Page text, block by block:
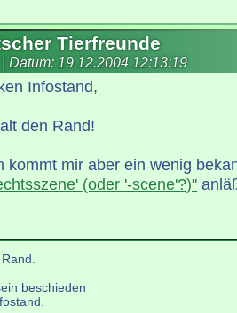
Tierfreunde
Datum: 19.12.2004 12:13:19
Infostand,
den Rand!
kommt mir aber ein wenig
(oder '-scene'?)"
beschieden